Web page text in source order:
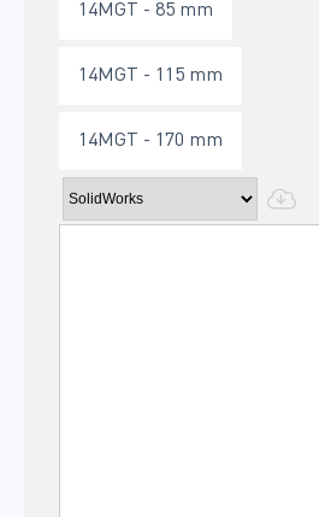
14MGT - 85 mm
14MGT - 115 mm
14MGT - 170 mm